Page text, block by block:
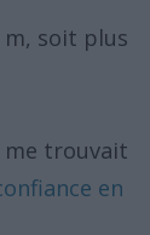
m, soit plus
me trouvait
en